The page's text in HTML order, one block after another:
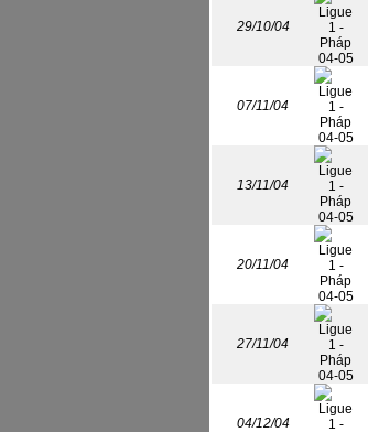
29/10/04
07/11/04
13/11/04
20/11/04
27/11/04
04/12/04